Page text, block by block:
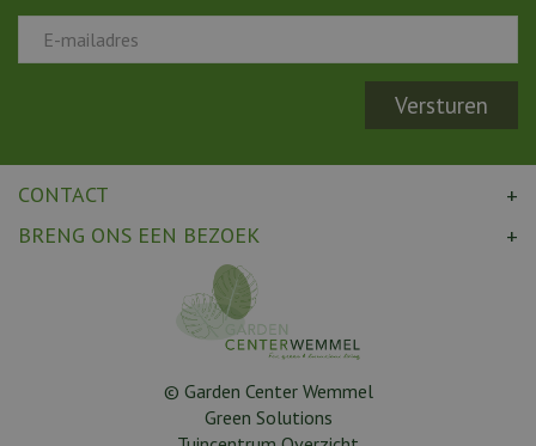
CONTACT
BRENG ONS EEN BEZOEK
© Garden Center Wemmel
Green Solutions